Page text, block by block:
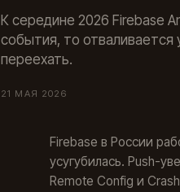
К середине 2026 Firebase
события, то отваливается
переехать.
21 МАЯ 2026
Firebase в России
усугубилась. Push-
Remote Config и